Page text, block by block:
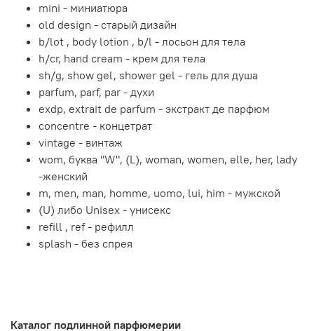
mini - миниатюра
old design - старый дизайн
b/lot , body lotion , b/l - лосьон для тела
h/cr, hand cream - крем для тела
sh/g, show gel, shower gel - гель для душа
parfum, parf, par - духи
exdp, extrait de parfum - экстракт де парфюм
concentre - концетрат
vintage - винтаж
wom, буква "W", (L), woman, women, elle, her, lady
-женский
m, men, man, homme, uomo, lui, him - мужской
(U) либо Unisex - унисекс
refill , ref - рефилл
splash - без спрея
Каталог подлинной парфюмерии